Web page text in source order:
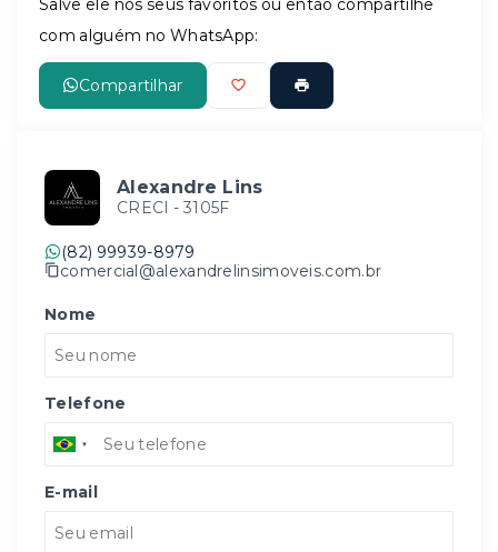
com alguém no WhatsApp:
Compartilhar
Alexandre Lins
CRECI - 3105F
(82) 99939-8979
comercial@alexandrelinsimoveis.com.br
Nome
Telefone
E-mail